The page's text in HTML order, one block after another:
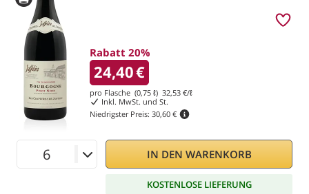
Rabatt 20%
24,40€
pro Flasche (0,75 ℓ) 32,53 €/ℓ
Inkl. MwSt. und St.
Niedrigster Preis: 30,60 €
IN DEN WARENKORB
KOSTENLOSE LIEFERUNG